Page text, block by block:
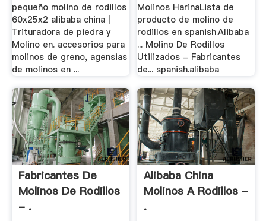
pequeño molino de rodillos
60x25x2 alibaba china |
Trituradora de piedra y
Molino en. accesorios para
molinos de greno, agensias
de molinos en ...
Molinos HarinaLista de
producto de molino de
rodillos en spanish.Alibaba
... Molino De Rodillos
Utilizados - Fabricantes
de... spanish.alibaba
Fabricantes De
Molinos De Rodillos
- .
Alibaba China
Molinos A Rodillos -
.